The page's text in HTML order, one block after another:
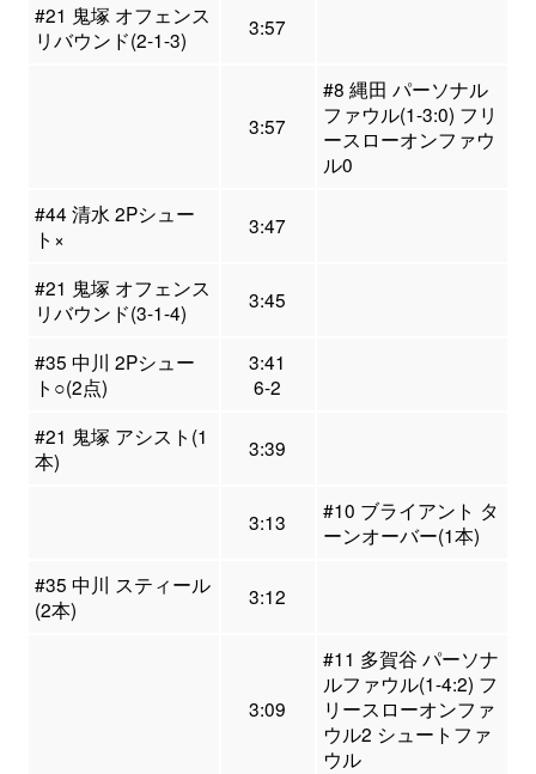
#21 鬼塚 オフェンス
リバウンド(2-1-3)
3:57
3:57
#8 縄田 パーソナル
ファウル(1-3:0) フリ
ースローオンファウ
ル0
#44 清水 2Pシュー
ト×
3:47
#21 鬼塚 オフェンス
リバウンド(3-1-4)
3:45
#35 中川 2Pシュー
ト○(2点)
3:41
6-2
#21 鬼塚 アシスト(1
本)
3:39
3:13
#10 ブライアント タ
ーンオーバー(1本)
#35 中川 スティール
(2本)
3:12
3:09
#11 多賀谷 パーソナ
ルファウル(1-4:2) フ
リースローオンファ
ウル2 シュートファ
ウル